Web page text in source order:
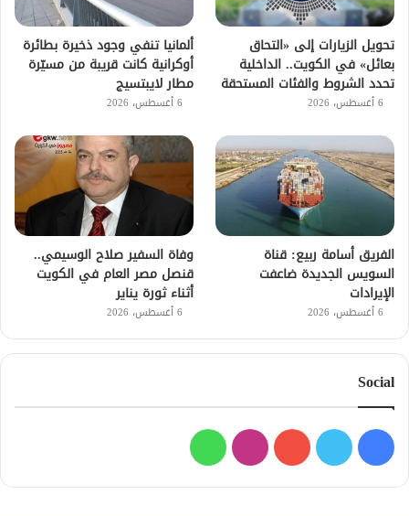
تحويل الزيارات إلى «التحاق
بعائل» في الكويت.. الداخلية
تحدد الشروط والفئات المستحقة
6 أغسطس، 2026
ألمانيا تنفي وجود ذخيرة بطائرة
أوكرانية كانت قريبة من مسيّرة
مطار لايبتسيج
6 أغسطس، 2026
الفريق أسامة ربيع: قناة
السويس الجديدة ضاعفت
الإيرادات
6 أغسطس، 2026
وفاة السفير صلاح الوسيمي..
قنصل مصر العام في الكويت
أثناء ثورة يناير
6 أغسطس، 2026
Social
فيسبوك
تويتر يوتيوبانستقرامواتساب